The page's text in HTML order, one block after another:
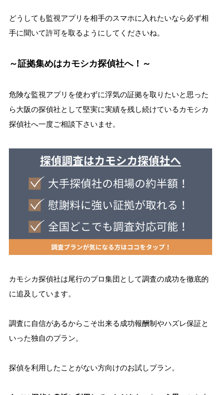
どうしても監視アプリを相手のスマホに入れたいなら必ず相
手に聞いて許可を取るようにしてくださいね。
～証拠集めはカモシカ探偵社へ！～
危険な監視アプリを使わずに浮気の証拠を取りたいと思った
ら大阪の探偵社として堅実に実績を残し続けているカモシカ
探偵社へ一度ご相談下さいませ。
カモシカ探偵社は尾行のプロ集団として調査の成功を徹底的
に追及しています。
調査に自信があるからこそ出来る成功報酬制やハズレ保証と
いった独自のプラン。
探偵を利用したことがない方向けのお試しプラン。
相談無料 24時間対応 秘密厳守